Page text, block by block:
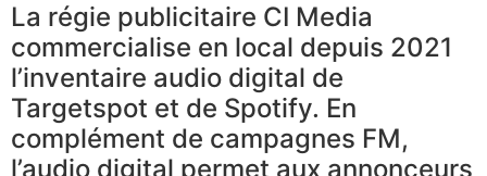
La régie publicitaire CI Media
commercialise en local depuis 2021
l’inventaire audio digital de
Targetspot et de Spotify. En
complément de campagnes FM,
l’audio digital permet aux annonceurs